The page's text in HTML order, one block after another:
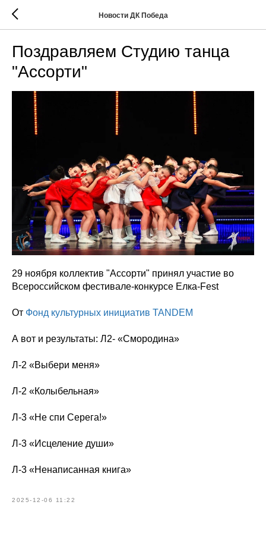
Новости ДК Победа
Поздравляем Студию танца
"Ассорти"
29 ноября коллектив "Ассорти" принял участие во
Всероссийском фестивале-конкурсе Елка-Fest
От Фонд культурных инициатив TANDEM
А вот и результаты: Л2- «Смородина»
Л-2 «Выбери меня»
Л-2 «Колыбельная»
Л-3 «Не спи Серега!»
Л-3 «Исцеление души»
Л-3 «Ненаписанная книга»
2025-12-06 11:22